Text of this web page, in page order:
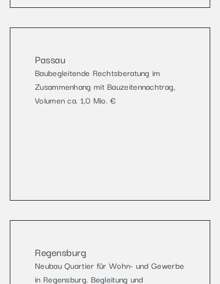
Passau
Baubegleitende Rechtsberatung im
Zusammenhang mit Bauzeitennachtrag,
Volumen ca. 1,0 Mio. €
Regensburg
Neubau Quartier für Wohn- und Gewerbe
in Regensburg. Begleitung und